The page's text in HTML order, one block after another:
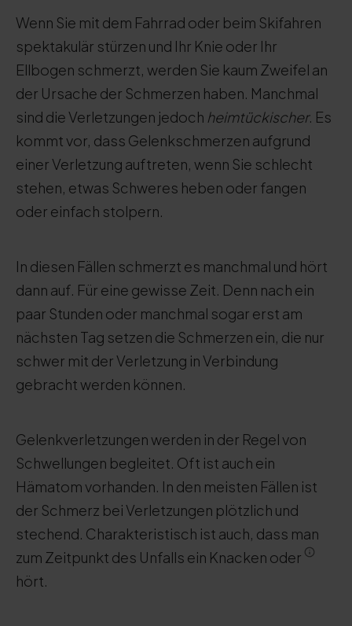
Wenn Sie mit dem Fahrrad oder beim Skifahren
spektakulär stürzen und Ihr Knie oder Ihr
Ellbogen schmerzt, werden Sie kaum Zweifel an
der Ursache der Schmerzen haben. Manchmal
sind die Verletzungen jedoch heimtückischer. Es
kommt vor, dass Gelenkschmerzen aufgrund
einer Verletzung auftreten, wenn Sie schlecht
stehen, etwas Schweres heben oder fangen
oder einfach stolpern.
In diesen Fällen schmerzt es manchmal und hört
dann auf. Für eine gewisse Zeit. Denn nach ein
paar Stunden oder manchmal sogar erst am
nächsten Tag setzen die Schmerzen ein, die nur
schwer mit der Verletzung in Verbindung
gebracht werden können.
Gelenkverletzungen werden in der Regel von
Schwellungen begleitet. Oft ist auch ein
Hämatom vorhanden. In den meisten Fällen ist
der Schmerz bei Verletzungen plötzlich und
stechend. Charakteristisch ist auch, dass man
zum Zeitpunkt des Unfalls ein Knacken oder
hört.